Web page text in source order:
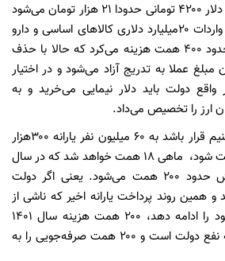
مابه‌التفاوت نرخ ارز نیما با دلار ۴۲۰۰ تومانی حدودا ۲۱ هزار تومان می‌شود
که در واقع با درنظرگرفتن واردات ۲۰میلیارد دلاری کالاهای اساسی و دارو
در این گروه، دولت باید حدود ۴۰۰ همت هزینه می‌کرد که حالا با حذف
مبلغ عملا به تدریج آزاد می‌شود و در اختیار
واقع دولت باید دلار نیمایی می‌خرید و به
اگر در حال حاضر فرض کنیم قرار باشد به ۶۰ میلیون نفر یارانه ۳۰۰هزار
تومانی تا پایان سال پرداخت شود، ماهی ۱۸ همت خواهد شد که در سال
هزینه دولت در این بخش حدود ۲۰۰ همت می‌شود. یعنی اگر دولت
و همین روند پرداخت یارانه اخیر که ناشی از
حذف دلار ۴۲۰۰ تومانی بود را ادامه دهد، ۲۰۰ همت هزینه سال ۱۴۰۱
خواهد بود که در نتیجه به نفع دولت است و ۲۰۰ همت صرفه‌جویی را به